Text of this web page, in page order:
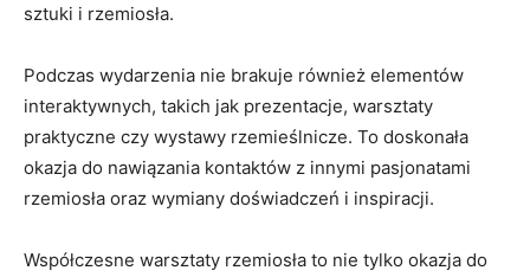
sztuki ‌i rzemiosła.
Podczas wydarzenia‌ nie brakuje również elementów
interaktywnych, takich jak prezentacje, warsztaty
praktyczne czy wystawy rzemieślnicze. To ⁢doskonała
okazja‍ do nawiązania⁤ kontaktów z⁣ innymi pasjonatami
rzemiosła oraz‍ wymiany‍ doświadczeń ‍i inspiracji.
Współczesne warsztaty rzemiosła to nie tylko⁢ okazja do